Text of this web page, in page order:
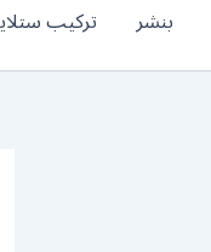
بنشر تركيب